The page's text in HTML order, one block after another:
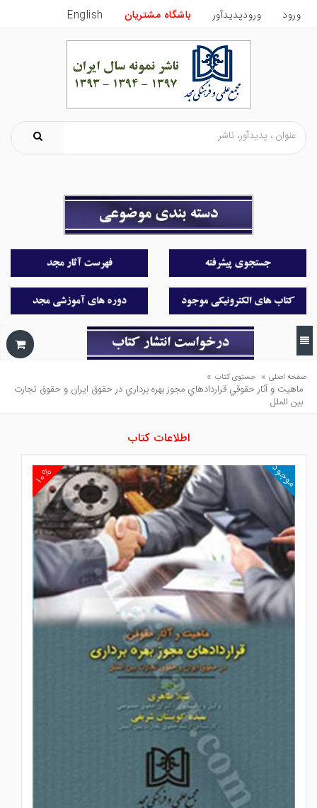
ورود ورودپدیدآور باشگاه مشتریان English
صفحه اصلی » جستوی کتاب »
ماهيت و آثار حقوقي قراردادهاي مجوز بهره برداري در حقوق ايران و حقوق تجارت
بين الملل
اطلاعات کتاب
۱۰% موجود